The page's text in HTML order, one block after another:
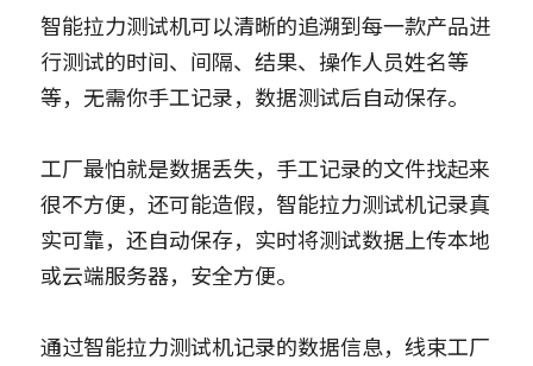
智能拉力测试机可以清晰的追溯到每一款产品进
行测试的时间、间隔、结果、操作人员姓名等
等，无需你手工记录，数据测试后自动保存。
工厂最怕就是数据丢失，手工记录的文件找起来
很不方便，还可能造假，智能拉力测试机记录真
实可靠，还自动保存，实时将测试数据上传本地
或云端服务器，安全方便。
通过智能拉力测试机记录的数据信息，线束工厂